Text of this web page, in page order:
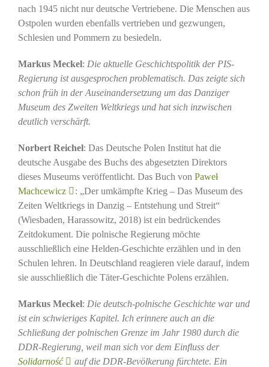
nach 1945 nicht nur deutsche Vertriebene. Die Menschen aus
Ostpolen wurden ebenfalls vertrieben und gezwungen,
Schlesien und Pommern zu besiedeln.
Markus Meckel: Die aktuelle Geschichtspolitik der PIS-
Regierung ist ausgesprochen problematisch. Das zeigte sich
schon früh in der Auseinandersetzung um das Danziger
Museum des Zweiten Weltkriegs und hat sich inzwischen
deutlich verschärft.
Norbert Reichel: Das Deutsche Polen Institut hat die
deutsche Ausgabe des Buchs des abgesetzten Direktors
dieses Museums veröffentlicht. Das Buch von Paweł
Machcewicz
: „Der umkämpfte Krieg – Das Museum des
Zeiten Weltkriegs in Danzig – Entstehung und Streit“
(Wiesbaden, Harassowitz, 2018) ist ein bedrückendes
Zeitdokument. Die polnische Regierung möchte
ausschließlich eine Helden-Geschichte erzählen und in den
Schulen lehren. In Deutschland reagieren viele darauf, indem
sie ausschließlich die Täter-Geschichte Polens erzählen.
Markus Meckel: Die deutsch-polnische Geschichte war und
ist ein schwieriges Kapitel. Ich erinnere auch an die
Schließung der polnischen Grenze im Jahr 1980 durch die
DDR-Regierung, weil man sich vor dem Einfluss der
Solidarność
auf die DDR-Bevölkerung fürchtete. Ein